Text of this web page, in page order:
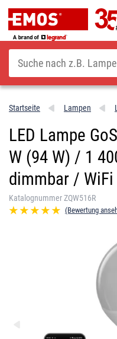
Suche
Startseite Lampen
LED Lampe
W (94 W) / 1
dimmbar / WiFi
Katalognummer ZQW516R
(Bewertung